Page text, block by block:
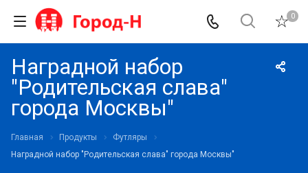
0
Наградной набор
"Родительская слава"
города Москвы"
Главная Продукты
Футляры
Наградной набор "Родительская слава" города Москвы"